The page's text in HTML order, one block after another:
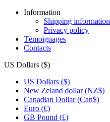
Information
Shipping information
Privacy policy
Témoignages
Contacts
US Dollars ($)
US Dollars ($)
New Zeland dollar (NZ$)
Canadian Dollar (Can$)
Euro (€)
GB Pound (£)